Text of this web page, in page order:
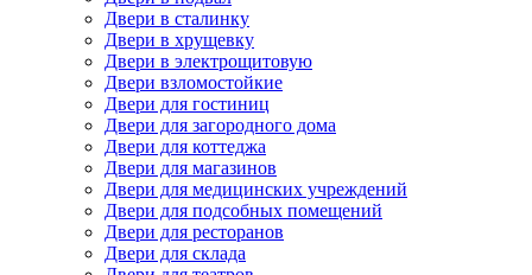
Двери в сталинку
Двери в хрущевку
Двери в электрощитовую
Двери взломостойкие
Двери для гостиниц
Двери для загородного дома
Двери для коттеджа
Двери для магазинов
Двери для медицинских учреждений
Двери для подсобных помещений
Двери для ресторанов
Двери для склада